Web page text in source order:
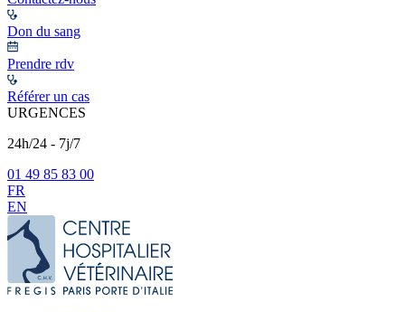
Don du sang
Prendre rdv
Référer un cas
URGENCES
24h/24 - 7j/7
01 49 85 83 00
FR
EN